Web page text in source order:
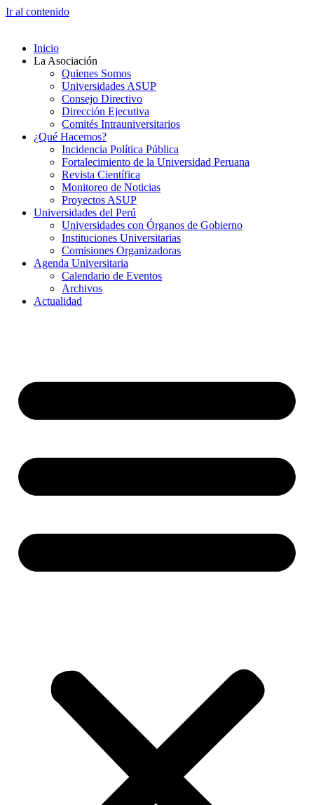
Ir al contenido
Inicio
La Asociación
Quienes Somos
Universidades ASUP
Consejo Directivo
Dirección Ejecutiva
Comités Intrauniversitarios
¿Qué Hacemos?
Incidencia Política Pública
Fortalecimiento de la Universidad Peruana
Revista Científica
Monitoreo de Noticias
Proyectos ASUP
Universidades del Perú
Universidades con Órganos de Gobierno
Instituciones Universitarias
Comisiones Organizadoras
Agenda Universitaria
Calendario de Eventos
Archivos
Actualidad